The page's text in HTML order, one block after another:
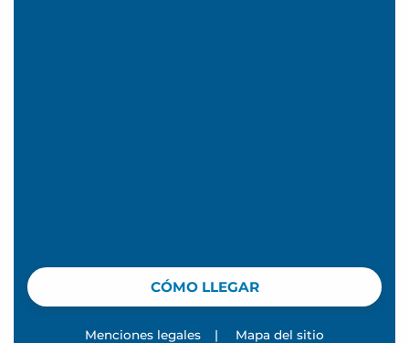
CÓMO LLEGAR
Menciones legales |
Mapa del sitio